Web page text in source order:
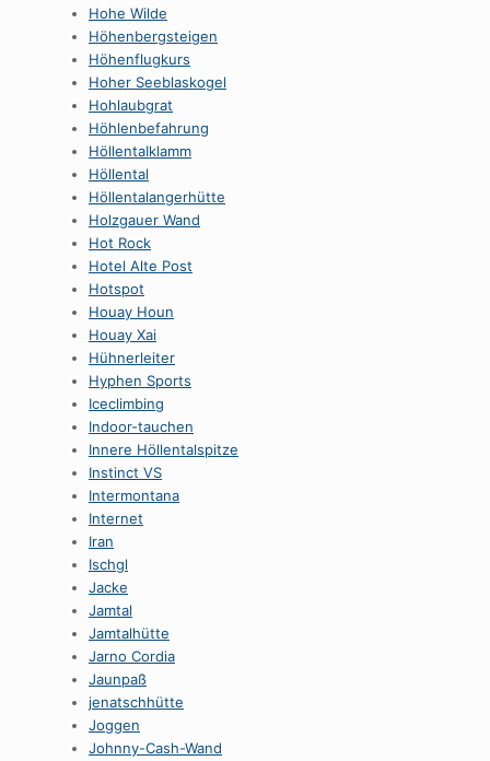
Hohe Wilde
Höhenbergsteigen
Höhenflugkurs
Hoher Seeblaskogel
Hohlaubgrat
Höhlenbefahrung
HöllentaIklamm
Höllental
Höllentalangerhütte
Holzgauer Wand
Hot Rock
Hotel Alte Post
Hotspot
Houay Houn
Houay Xai
Hühnerleiter
Hyphen Sports
Iceclimbing
Indoor-tauchen
Innere Höllentalspitze
Instinct VS
Intermontana
Internet
Iran
Ischgl
Jacke
Jamtal
Jamtalhütte
Jarno Cordia
Jaunpaß
jenatschhütte
Joggen
Johnny-Cash-Wand